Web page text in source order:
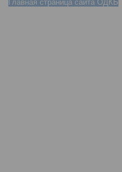
Главная страница сайта ОДКБ